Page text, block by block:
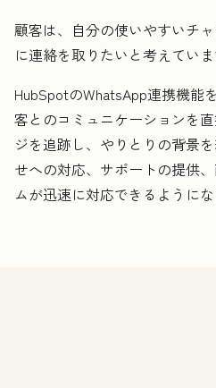
顧客は、自分の使いやすいチ
に連絡を取りたいと考えていま
HubSpotのWhatsApp連携機能
客とのコミュニケーションを
ジを追跡し、やりとりの背景
せへの対応、サポートの提供
ムが迅速に対応できるようにな